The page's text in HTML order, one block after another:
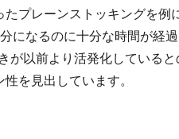
プレーンストッキングを例
になるのに十分な時間が経過
が以前より活発化していると
を見出しています。